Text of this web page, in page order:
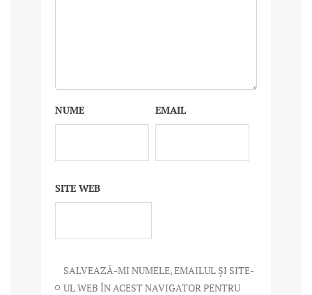
NUME EMAIL
SITE WEB
SALVEAZĂ-MI NUMELE, EMAILUL ȘI SITE-
UL WEB ÎN ACEST NAVIGATOR PENTRU